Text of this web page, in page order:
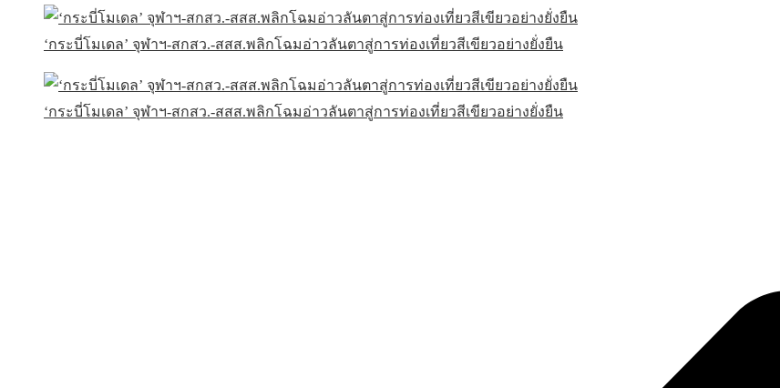
‘กระบี่โมเดล’ จุฬาฯ-สกสว.-สสส.พลิกโฉมอ่าวลันตาสู่การท่องเที่ยวสีเขียวอย่างยั่งยืน
‘กระบี่โมเดล’ จุฬาฯ-สกสว.-สสส.พลิกโฉมอ่าวลันตาสู่การท่องเที่ยวสีเขียวอย่างยั่งยืน